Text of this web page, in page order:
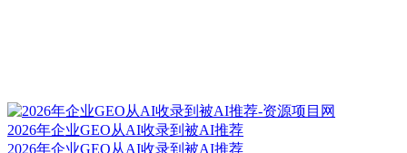
2026年企业GEO从AI收录到被AI推荐
2026年企业GEO从AI收录到被AI推荐